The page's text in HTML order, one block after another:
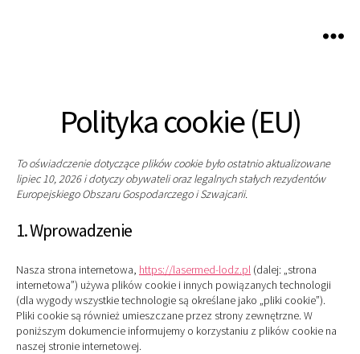
Polityka cookie (EU)
To oświadczenie dotyczące plików cookie było ostatnio aktualizowane
lipiec 10, 2026 i dotyczy obywateli oraz legalnych stałych rezydentów
Europejskiego Obszaru Gospodarczego i Szwajcarii.
1. Wprowadzenie
Nasza strona internetowa, https://lasermed-lodz.pl (dalej: „strona
internetowa”) używa plików cookie i innych powiązanych technologii
(dla wygody wszystkie technologie są określane jako „pliki cookie”).
Pliki cookie są również umieszczane przez strony zewnętrzne. W
poniższym dokumencie informujemy o korzystaniu z plików cookie na
naszej stronie internetowej.